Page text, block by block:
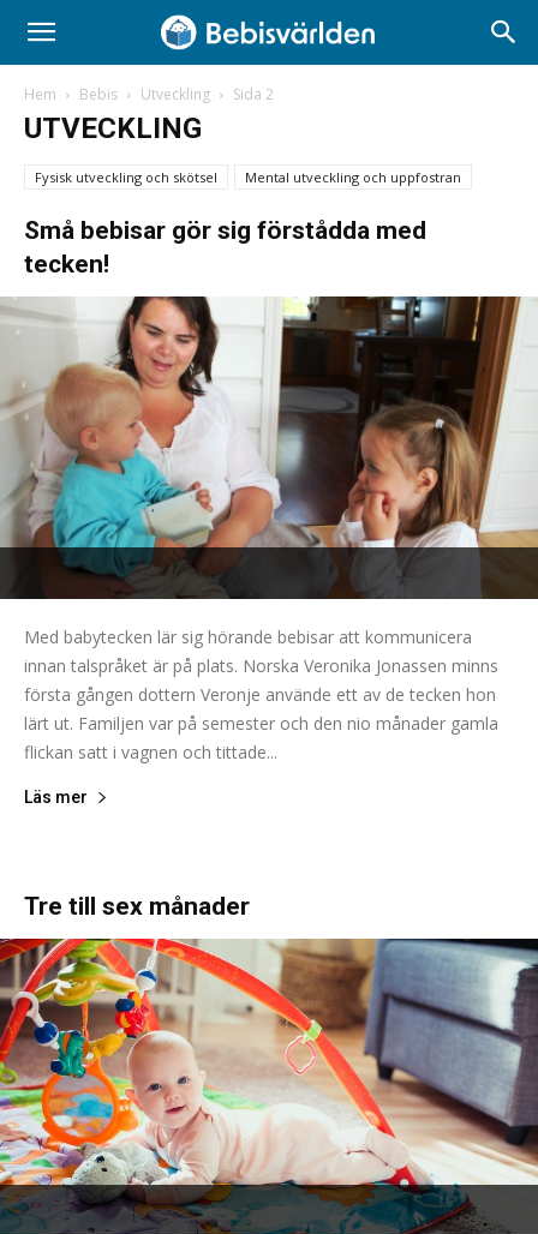
Hem Bebis Utveckling Sida 2
UTVECKLING
Fysisk utveckling och skötsel Mental utveckling och uppfostran
Små bebisar gör sig förstådda med
tecken!
Med babytecken lär sig hörande bebisar att kommunicera
innan talspråket är på plats. Norska Veronika Jonassen minns
första gången dottern Veronje använde ett av de tecken hon
lärt ut. Familjen var på semester och den nio månader gamla
flickan satt i vagnen och tittade...
Läs mer
Tre till sex månader